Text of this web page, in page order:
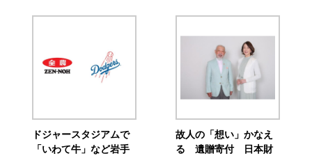
ドジャースタジアムで
「いわて牛」など岩手
故人の「想い」かなえ
る 遺贈寄付 日本財